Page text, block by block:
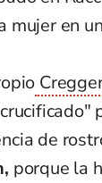
mujer en
de
porque la